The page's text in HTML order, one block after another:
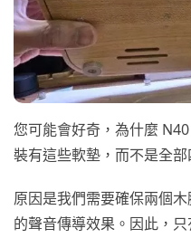
您可能會好奇，為什麼
裝有這些軟墊，而不是全
原因是我們需要確保兩個
的聲音傳導效果。因此，